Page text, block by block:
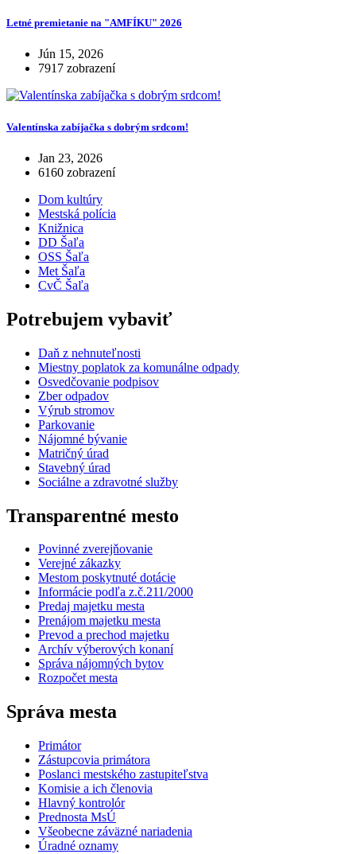
Letné premietanie na "AMFÍKU" 2026
Jún 15, 2026
7917 zobrazení
Valentínska zabíjačka s dobrým srdcom!
Jan 23, 2026
6160 zobrazení
Dom kultúry
Mestská polícia
Knižnica
DD Šaľa
OSS Šaľa
Met Šaľa
CvČ Šaľa
Potrebujem vybaviť
Daň z nehnuteľnosti
Miestny poplatok za komunálne odpady
Osvedčovanie podpisov
Zber odpadov
Výrub stromov
Parkovanie
Nájomné bývanie
Matričný úrad
Stavebný úrad
Sociálne a zdravotné služby
Transparentné mesto
Povinné zverejňovanie
Verejné zákazky
Mestom poskytnuté dotácie
Informácie podľa z.č.211/2000
Predaj majetku mesta
Prenájom majetku mesta
Prevod a prechod majetku
Archív výberových konaní
Správa nájomných bytov
Rozpočet mesta
Správa mesta
Primátor
Zástupcovia primátora
Poslanci mestského zastupiteľstva
Komisie a ich členovia
Hlavný kontrolór
Prednosta MsÚ
Všeobecne záväzné nariadenia
Úradné oznamy